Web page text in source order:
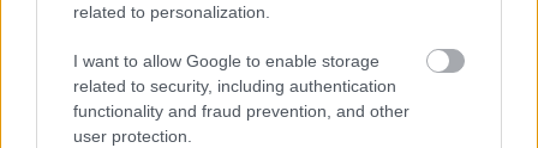
related to personalization.
I want to allow Google to enable storage
related to security, including authentication
functionality and fraud prevention, and other
user protection.